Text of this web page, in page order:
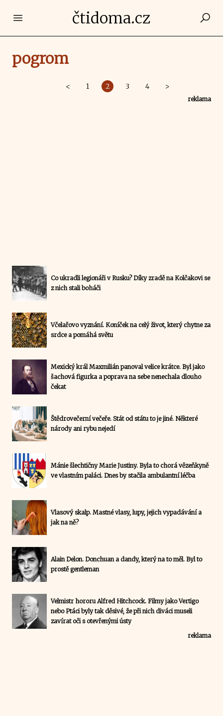
Open main menučtidoma.cz
pogrom
< 1 2 3 4 >
reklama
Co ukradli legionáři v Rusku? Díky zradě na Kolčakovi se
z nich stali boháči
Včelařovo vyznání. Koníček na celý život, který chytne za
srdce a pomáhá světu
Mexický král Maxmilián panoval velice krátce. Byl jako
šachová figurka a poprava na sebe nenechala dlouho
čekat
Štědrovečerní večeře. Stát od státu to je jiné. Některé
národy ani rybu nejedí
Mánie šlechtičny Marie Justiny. Byla to chorá vězeňkyně
ve vlastním paláci. Dnes by stačila ambulantní léčba
Vlasový skalp. Mastné vlasy, lupy, jejich vypadávání a
jak na ně?
Alain Delon. Donchuan a dandy, který na to měl. Byl to
prostě gentleman
Velmistr hororu Alfred Hitchcock. Filmy jako Vertigo
nebo Ptáci byly tak děsivé, že při nich diváci museli
zavírat oči s otevřenými ústy
reklama